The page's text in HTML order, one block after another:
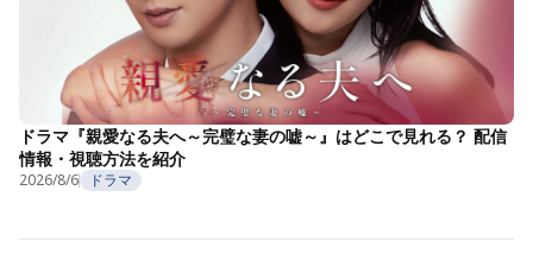
ドラマ『親愛なる夫へ～完璧な妻の嘘～』はどこで見れる？ 配信
情報・視聴方法を紹介
2026/8/6 ドラマ